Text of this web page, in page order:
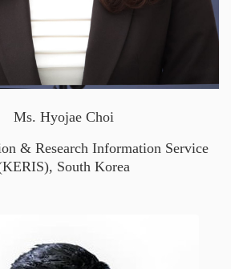
Ms. Hyojae Choi
& Research Information Service
South Korea